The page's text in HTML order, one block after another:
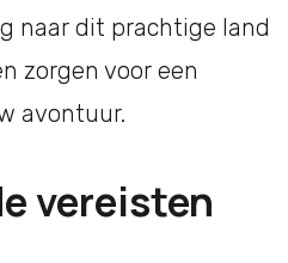
naar dit prachtige land
zorgen voor een
avontuur.
vereisten